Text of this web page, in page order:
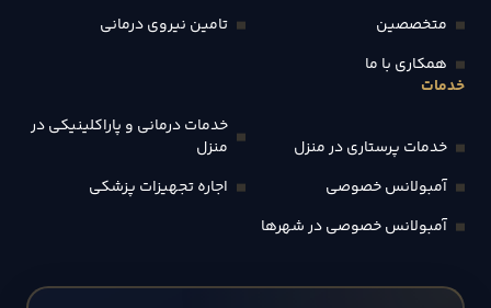
متخصصین
تامین نیروی درمانی
همکاری با ما
خدمات
خدمات پرستاری در منزل
خدمات درمانی و پاراکلینیکی در
منزل
آمبولانس خصوصی
اجاره تجهیزات پزشکی
آمبولانس خصوصی در شهرها